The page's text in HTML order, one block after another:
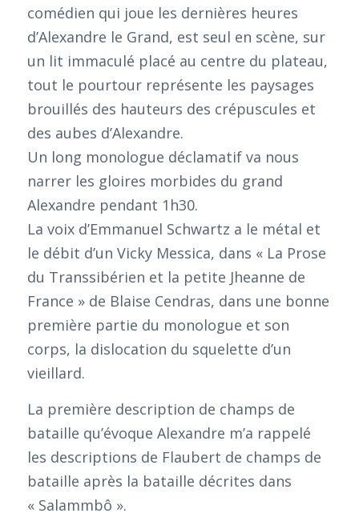
comédien qui joue les dernières heures
d’Alexandre le Grand, est seul en scène, sur
un lit immaculé placé au centre du plateau,
tout le pourtour représente les paysages
brouillés des hauteurs des crépuscules et
des aubes d’Alexandre.
Un long monologue déclamatif va nous
narrer les gloires morbides du grand
Alexandre pendant 1h30.
La voix d’Emmanuel Schwartz a le métal et
le débit d’un Vicky Messica, dans « La Prose
du Transsibérien et la petite Jheanne de
France » de Blaise Cendras, dans une bonne
première partie du monologue et son
corps, la dislocation du squelette d’un
vieillard.
La première description de champs de
bataille qu’évoque Alexandre m’a rappelé
les descriptions de Flaubert de champs de
bataille après la bataille décrites dans
« Salammbô ».